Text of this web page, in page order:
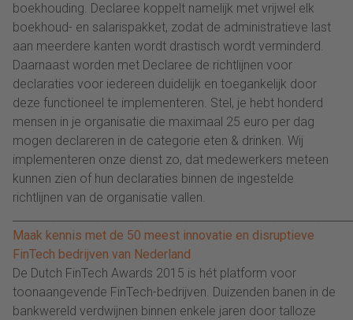
boekhouding. Declaree koppelt namelijk met vrijwel elk
boekhoud- en salarispakket, zodat de administratieve last
aan meerdere kanten wordt drastisch wordt verminderd.
Daarnaast worden met Declaree de richtlijnen voor
declaraties voor iedereen duidelijk en toegankelijk door
deze functioneel te implementeren. Stel, je hebt honderd
mensen in je organisatie die maximaal 25 euro per dag
mogen declareren in de categorie eten & drinken. Wij
implementeren onze dienst zo, dat medewerkers meteen
kunnen zien of hun declaraties binnen de ingestelde
richtlijnen van de organisatie vallen.
Maak kennis met de 50 meest innovatie en disruptieve
FinTech bedrijven van Nederland
De Dutch FinTech Awards 2015 is hét platform voor
toonaangevende FinTech-bedrijven. Duizenden banen in de
bankwereld verdwijnen binnen enkele jaren door talloze